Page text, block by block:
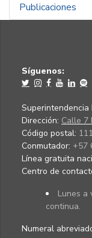
Publicaciones
Síguenos:
Superintendencia
Dirección: Calle 7
Código postal:
Conmutador: +57
Línea gratuita
Centro de
Lunes a
continua.
Numeral